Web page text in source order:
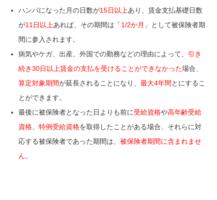
ハンパになった月の日数が15日以上あり、賃金支払基礎日数
が11日以上あれば、その期間は「1/2か月 」として被保険者期
間に参入されます。
病気やケガ、出産、外国での勤務などの理由によって、 引き
続き30日以上賃金の支払を受けることができなかった場合、
算定対象期間が延長されることになり、最大4年間 とにするこ
とができます。
最後に被保険者となった日よりも前に受給資格や高年齢受給
資格 、特例受給資格を取得したことがある場合、それらに対
応する被保険者であった期間は、被保険者期間に含まれませ
ん。